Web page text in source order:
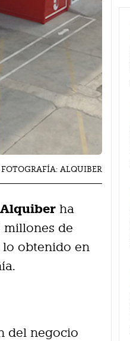
ALQUIBER
Alquiber ha
millones de
lo obtenido en
del negocio